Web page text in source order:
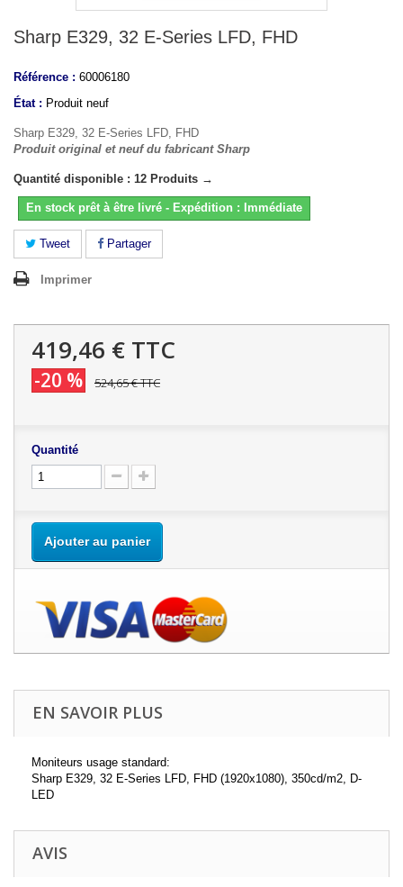
Sharp E329, 32 E-Series LFD, FHD
Référence : 60006180
État : Produit neuf
Sharp E329, 32 E-Series LFD, FHD
Produit original et neuf du fabricant Sharp
Quantité disponible : 12 Produits →
En stock prêt à être livré - Expédition : Immédiate
Tweet Partager
Imprimer
419,46 € TTC
-20 % 524,65 €TTC
Quantité
Ajouter au panier
EN SAVOIR PLUS
Moniteurs usage standard:
Sharp E329, 32 E-Series LFD, FHD (1920x1080), 350cd/m2, D-
LED
AVIS